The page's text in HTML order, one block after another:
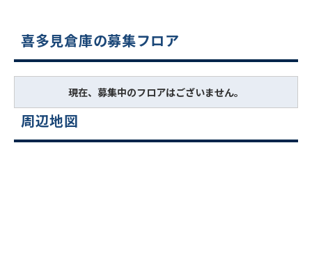
喜多見倉庫の募集フロア
現在、募集中のフロアはございません。
周辺地図